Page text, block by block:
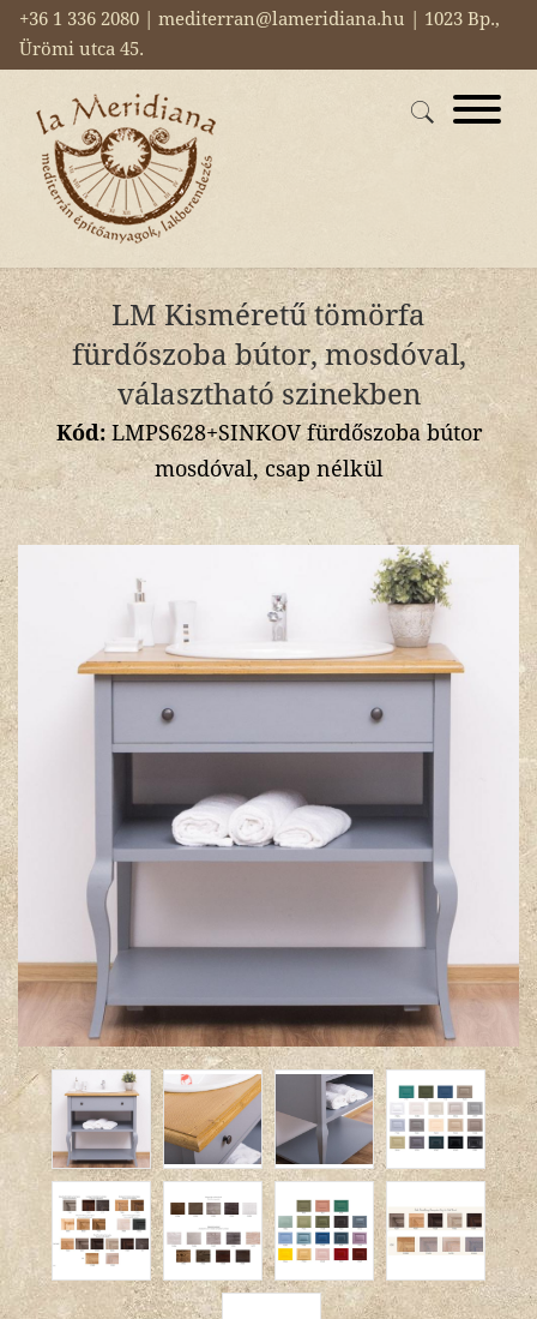
+36 1 336 2080 | mediterran@lameridiana.hu | 1023 Bp.,
Ürömi utca 45.
LM Kisméretű tömörfa
fürdőszoba bútor, mosdóval,
választható szinekben
Kód:LMPS628+SINKOV fürdőszoba bútor
mosdóval, csap nélkül